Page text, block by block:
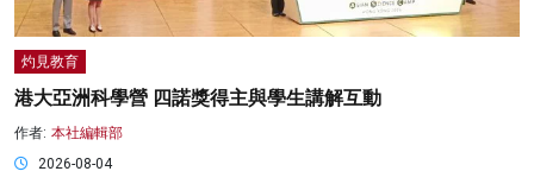
灼見教育
港大亞洲科學營 四諾獎得主與學生講解互動
作者: 本社編輯部
2026-08-04